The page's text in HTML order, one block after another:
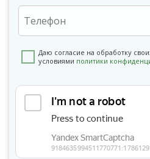
Даю согласие на обработку
условиями политики